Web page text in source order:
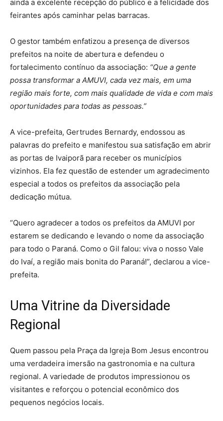
ainda a excelente recepção do público e a felicidade dos
feirantes após caminhar pelas barracas.
O gestor também enfatizou a presença de diversos
prefeitos na noite de abertura e defendeu o
fortalecimento contínuo da associação: “Que a gente
possa transformar a AMUVI, cada vez mais, em uma
região mais forte, com mais qualidade de vida e com mais
oportunidades para todas as pessoas.”
A vice-prefeita, Gertrudes Bernardy, endossou as
palavras do prefeito e manifestou sua satisfação em abrir
as portas de Ivaiporã para receber os municípios
vizinhos. Ela fez questão de estender um agradecimento
especial a todos os prefeitos da associação pela
dedicação mútua.
“Quero agradecer a todos os prefeitos da AMUVI por
estarem se dedicando e levando o nome da associação
para todo o Paraná. Como o Gil falou: viva o nosso Vale
do Ivaí, a região mais bonita do Paraná!”, declarou a vice-
prefeita.
Uma Vitrine da Diversidade
Regional
Quem passou pela Praça da Igreja Bom Jesus encontrou
uma verdadeira imersão na gastronomia e na cultura
regional. A variedade de produtos impressionou os
visitantes e reforçou o potencial econômico dos
pequenos negócios locais.